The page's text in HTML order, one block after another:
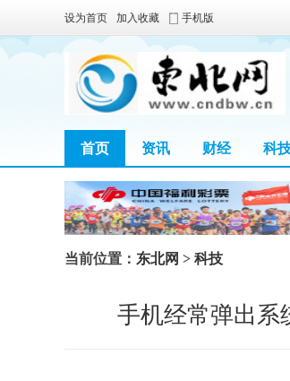
设为首页 加入收藏 手机版
首页 资讯 财经 科
当前位置： 东北网 > 科技
手机经常弹出系